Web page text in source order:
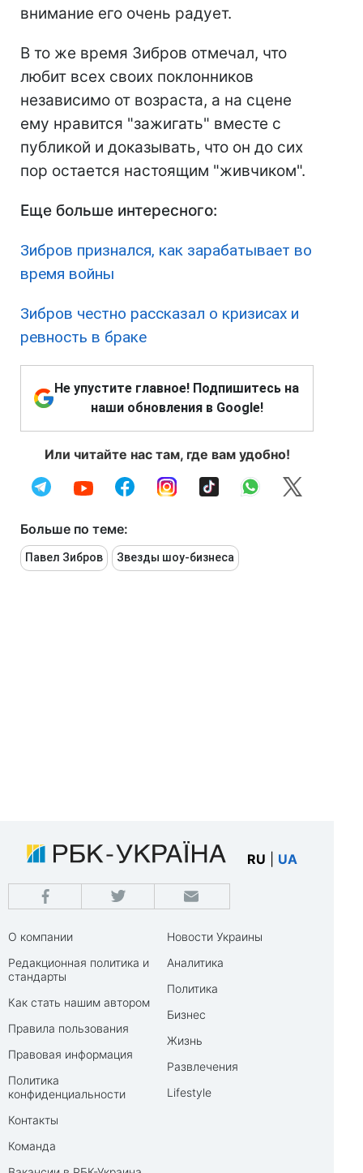
внимание его очень радует.
В то же время Зибров отмечал, что
любит всех своих поклонников
независимо от возраста, а на сцене
ему нравится "зажигать" вместе с
публикой и доказывать, что он до сих
пор остается настоящим "живчиком".
Еще больше интересного:
Зибров признался, как зарабатывает во
время войны
Зибров честно рассказал о кризисах и
ревность в браке
Не упустите главное! Подпишитесь на
наши обновления в Google!
Или читайте нас там, где вам удобно!
Больше по теме:
Павел Зибров Звезды шоу-бизнеса
RU UA
О компании
Редакционная политика и
стандарты
Как стать нашим автором
Правила пользования
Правовая информация
Политика
конфиденциальности
Контакты
Команда
Новости Украины
Аналитика
Политика
Бизнес
Жизнь
Развлечения
Lifestyle